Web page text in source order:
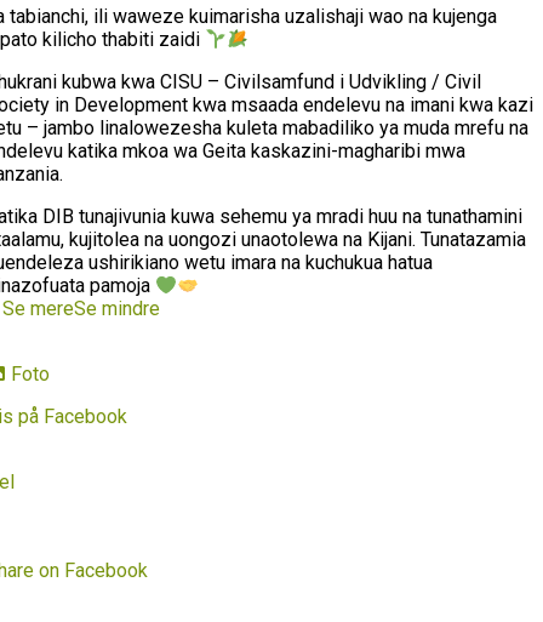
tabianchi, ili waweze kuimarisha uzalishaji wao na kujenga
kilicho thabiti zaidi
kubwa kwa CISU – Civilsamfund i Udvikling / Civil
in Development kwa msaada endelevu na imani kwa kazi
– jambo linalowezesha kuleta mabadiliko ya muda mrefu na
katika mkoa wa Geita kaskazini-magharibi mwa
DIB tunajivunia kuwa sehemu ya mradi huu na tunathamini
kujitolea na uongozi unaotolewa na Kijani. Tunatazamia
ushirikiano wetu imara na kuchukua hatua
pamoja
Se mereSe mindre
Foto
på Facebook
on Facebook